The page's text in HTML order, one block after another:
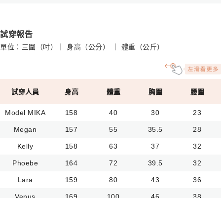
試穿報告
單位：三圍（吋）｜ 身高（公分） ｜ 體重（公斤）
試穿人員 身高 體重 胸圍 腰圍
Model MIKA 158 40 30 23
Megan 157 55 35.5 28
Kelly 158 63 37 32
Phoebe 164 72 39.5 32
Lara 159 80 43 36